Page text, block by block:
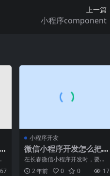
上一篇
小程序component
67
小程序开发
微信小程序开发怎么把
优化做好？
在长春微信小程序开发时，要从
界面设计、功能优化、数据交
互、性能优化、跨平台兼容性
2 年前 0 0 17